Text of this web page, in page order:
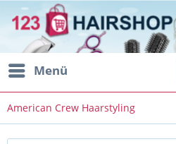
Menü
American Crew Haarstyling